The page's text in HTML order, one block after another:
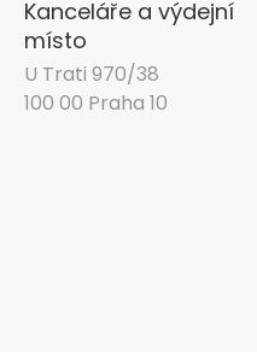
Kanceláře a výdejní
místo
U Trati 970/38
100 00 Praha 10